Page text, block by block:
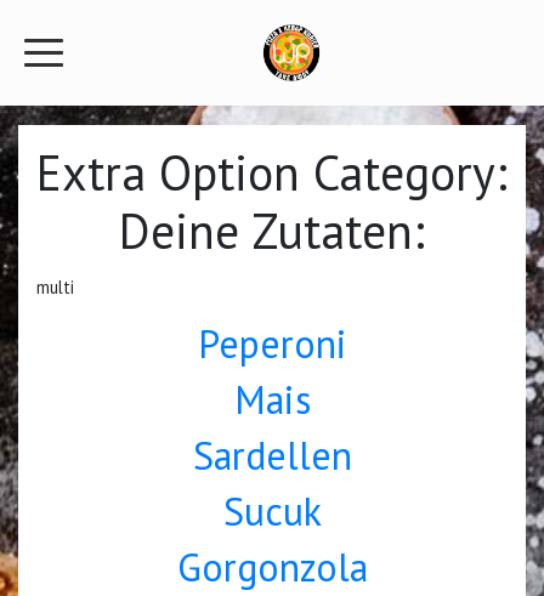
Extra Option Category:
Deine Zutaten:
multi
Peperoni
Mais
Sardellen
Sucuk
Gorgonzola